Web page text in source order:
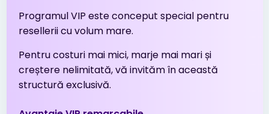
.net.tr $2.01 $1.94 $1.90
.online $1.99 $1.96
.org $8.99
Programul VIP este conceput special pentru
resellerii cu volum mare.
Pentru costuri mai mici, marje mai mari și
creștere nelimitată, vă invităm în această
structură exclusivă.